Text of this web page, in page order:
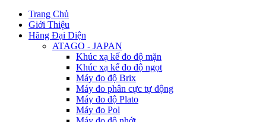
Trang Chủ
Giới Thiệu
Hãng Đại Diện
ATAGO - JAPAN
Khúc xạ kế đo độ mặn
Khúc xạ kế đo độ ngọt
Máy đo độ Brix
Máy đo phân cực tự động
Máy đo độ Plato
Máy đo Pol